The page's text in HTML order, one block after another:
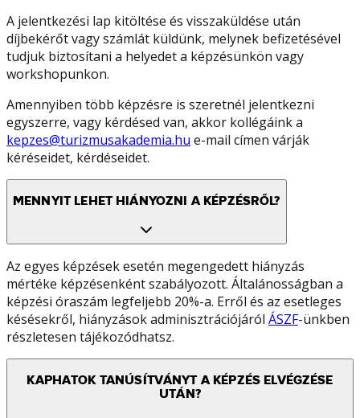
A jelentkezési lap kitöltése és visszaküldése után
díjbekérőt vagy számlát küldünk, melynek befizetésével
tudjuk biztosítani a helyedet a képzésünkön vagy
workshopunkon.
Amennyiben több képzésre is szeretnél jelentkezni
egyszerre, vagy kérdésed van, akkor kollégáink a
kepzes@turizmusakademia.hu e-mail címen várják
kéréseidet, kérdéseidet.
MENNYIT LEHET HIÁNYOZNI A KÉPZÉSRŐL?
Az egyes képzések esetén megengedett hiányzás
mértéke képzésenként szabályozott. Általánosságban a
képzési óraszám legfeljebb 20%-a. Erről és az esetleges
késésekről, hiányzások adminisztrációjáról ÁSZF-ünkben
részletesen tájékozódhatsz.
KAPHATOK TANÚSÍTVÁNYT A KÉPZÉS ELVÉGZÉSE
UTÁN?